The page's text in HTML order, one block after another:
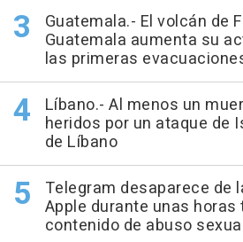
Guatemala.- El volcán de
Guatemala aumenta su
las primeras
Líbano.- Al menos un
heridos por un ataque de
de Líbano
Telegram desaparece de
Apple durante unas
contenido de abuso